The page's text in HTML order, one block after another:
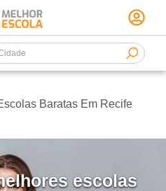
Baratas Em Recife
escolas